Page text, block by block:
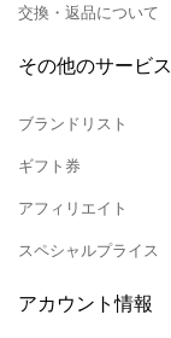
交換・返品について
その他のサービス
ブランドリスト
ギフト券
アフィリエイト
スペシャルプライス
アカウント情報